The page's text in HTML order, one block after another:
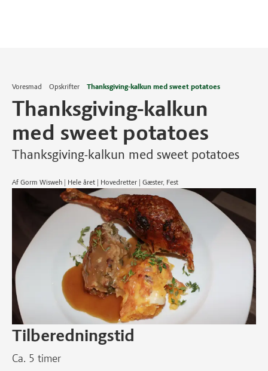
Voresmad Opskrifter Thanksgiving-kalkun med sweet potatoes
Thanksgiving-kalkun
med sweet potatoes
Thanksgiving-kalkun med sweet potatoes
Af Gorm Wisweh | Hele året | Hovedretter | Gæster, Fest
Tilberedningstid
Ca. 5 timer